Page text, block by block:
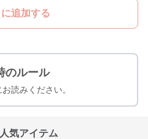
追加する
のルール
読みください。
気アイテム